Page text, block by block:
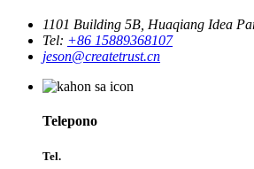
1101 Building 5B, Huaqiang Idea
Tel: +86 15889368107
jeson@createtrust.cn
Telepono
Tel.